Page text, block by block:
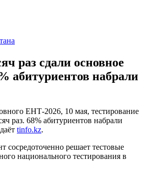
раз сдали основное
абитуриентов набрали
ЕНТ-2026, 10 мая, тестирование
раз. 68% абитуриентов набрали
tinfo.kz.